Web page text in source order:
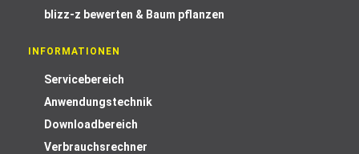
blizz-z bewerten & Baum pflanzen
INFORMATIONEN
Servicebereich
Anwendungstechnik
Downloadbereich
Verbrauchsrechner